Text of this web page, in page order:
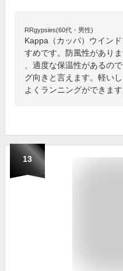
RRgypsies(60代・男性)
Kappa（カッパ）ウイン
すめです。防風性があり
、適度な保温性があるの
グ向きと言えます。軽い
よくランニングができます
13